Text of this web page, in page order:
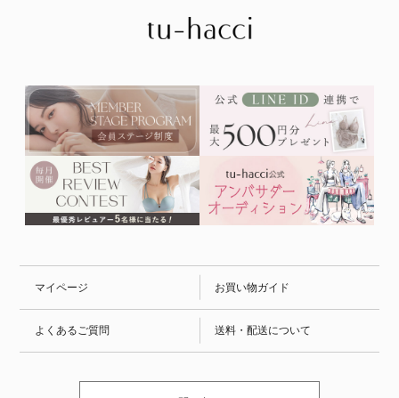
マイページ お買い物ガイド
よくあるご質問 送料・配送について